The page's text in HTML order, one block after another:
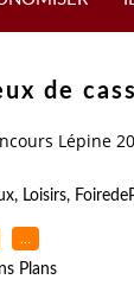
de
Lépine
, Loisirs,
…
Plans